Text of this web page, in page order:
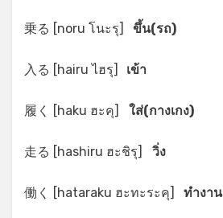
乗る [noru โนะรุ] ขึ้น(รถ)
入る [hairu ไฮรุ] เข้า
履く [haku ฮะคุ] ใส่(กางเกง)
走る [hashiru ฮะชิรุ] วิ่ง
働く [hataraku ฮะทะระคุ] ทำงาน